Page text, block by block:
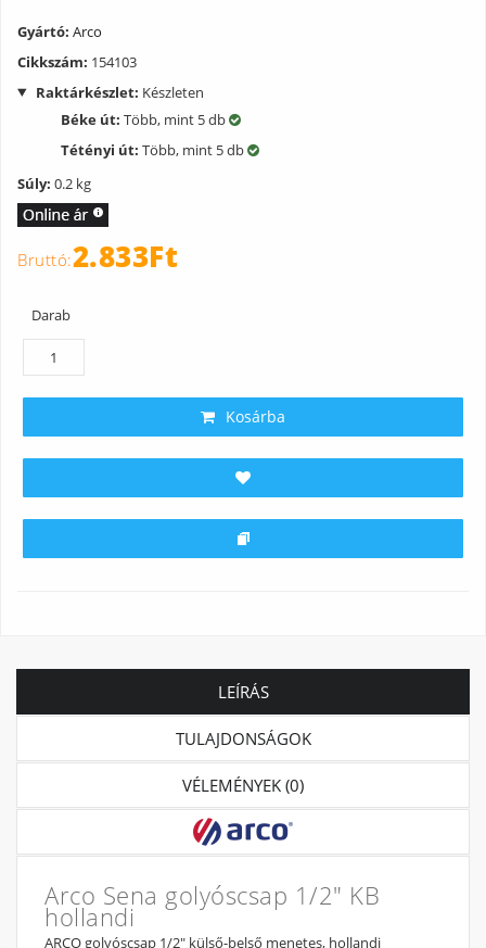
Gyártó: Arco
Cikkszám: 154103
Raktárkészlet: Készleten
Béke út: Több, mint 5 db
Tétényi út: Több, mint 5 db
Súly: 0.2 kg
2.833Ft
Darab
Kosárba
LEÍRÁS
TULAJDONSÁGOK
VÉLEMÉNYEK (0)
Arco Sena golyóscsap 1/2" KB
hollandi
ARCO golyóscsap 1/2" külső-belső menetes, hollandi